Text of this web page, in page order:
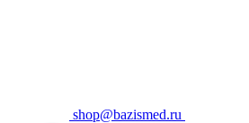
shop@bazismed.ru